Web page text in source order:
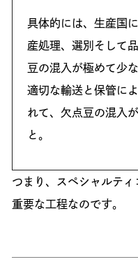
具体的には、生産国
産処理、選別そして
豆の混入が極めて少
適切な輸送と保管に
れて、欠点豆の混入
と。
つまり、スペシャルテ
重要な工程なのです。